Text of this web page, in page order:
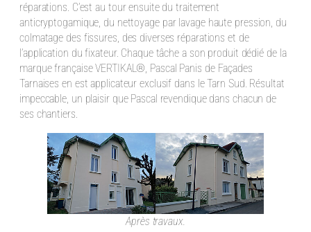
réparations. C’est au tour ensuite du traitement
anticryptogamique, du nettoyage par lavage haute pression, du
colmatage des fissures, des diverses réparations et de
l’application du fixateur. Chaque tâche a son produit dédié de la
marque française VERTIKAL®, Pascal Panis de Façades
Tarnaises en est applicateur exclusif dans le Tarn Sud. Résultat
impeccable, un plaisir que Pascal revendique dans chacun de
ses chantiers.
Après travaux.